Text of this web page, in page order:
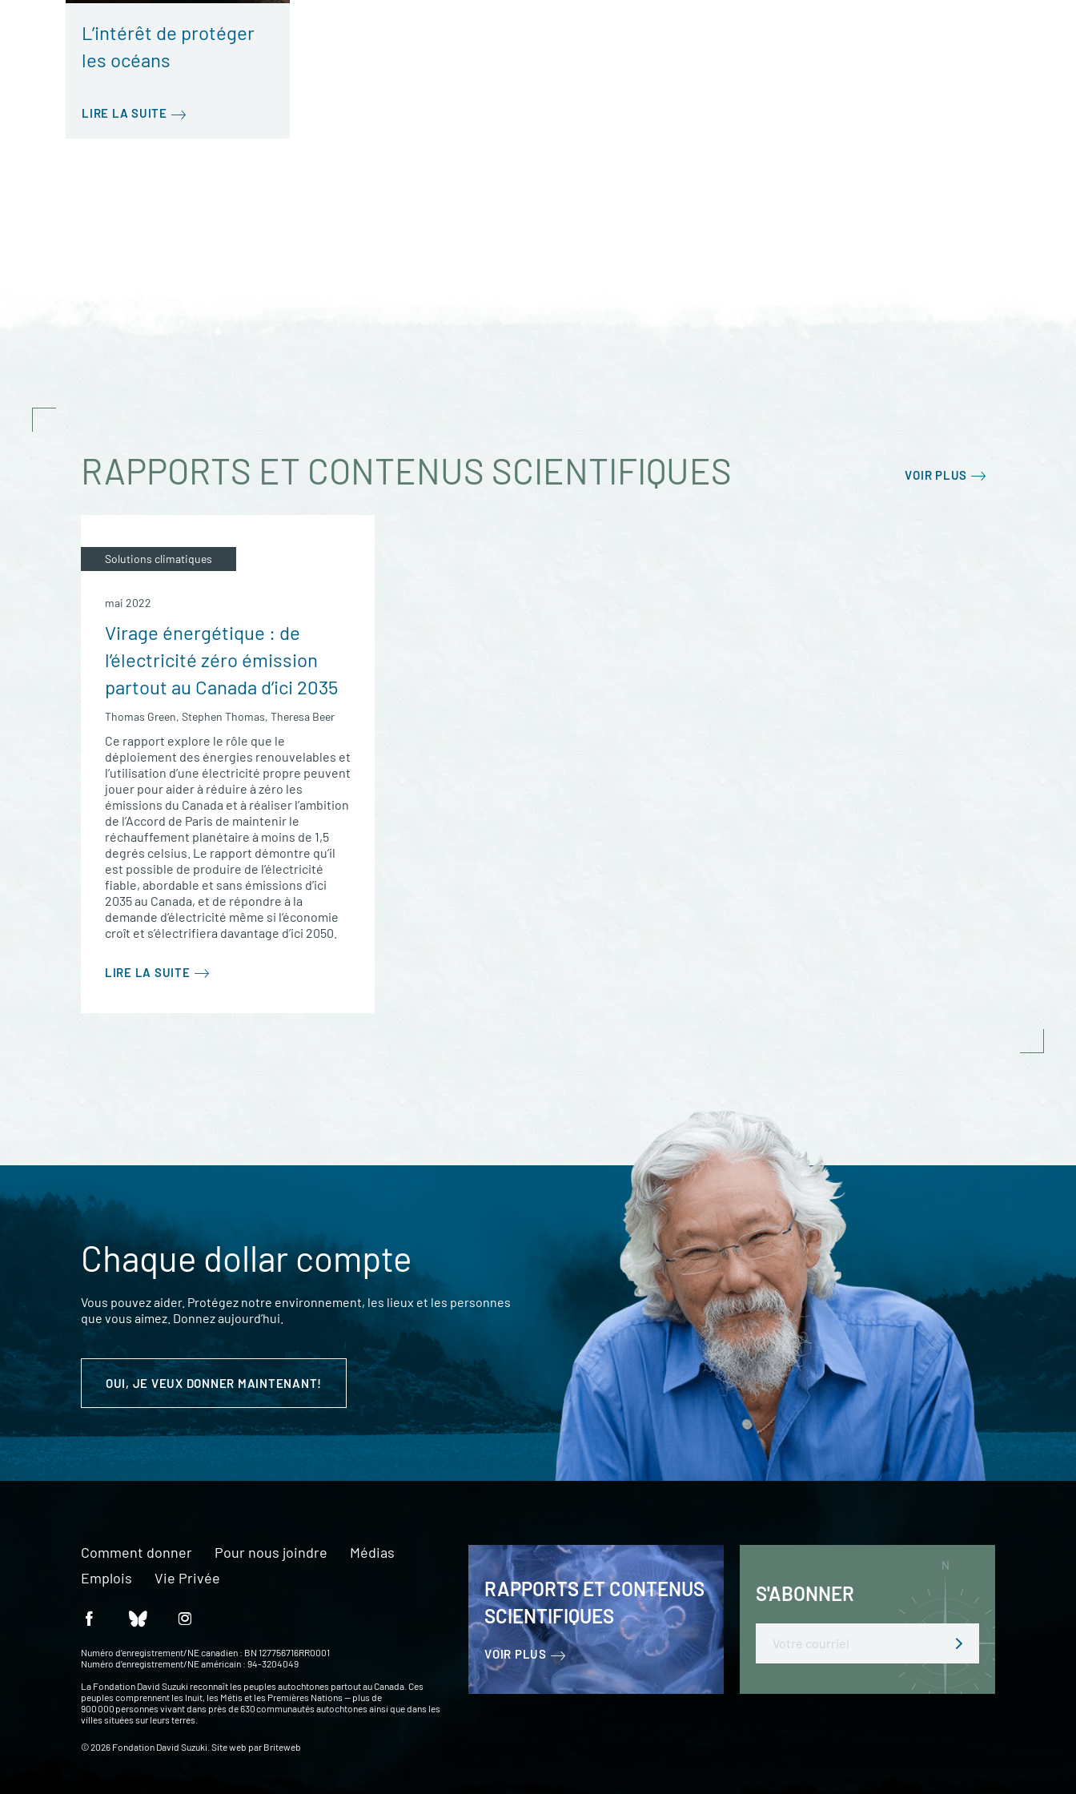
L’intérêt de protéger
les océans
LIRE LA SUITE
RAPPORTS ET CONTENUS SCIENTIFIQUES VOIR PLUS
Solutions climatiques
mai 2022
Virage énergétique : de
l’électricité zéro émission
partout au Canada d’ici 2035
Thomas Green, Stephen Thomas, Theresa Beer
Ce rapport explore le rôle que le
déploiement des énergies renouvelables et
l’utilisation d’une électricité propre peuvent
jouer pour aider à réduire à zéro les
émissions du Canada et à réaliser l’ambition
de l’Accord de Paris de maintenir le
réchauffement planétaire à moins de 1,5
degrés celsius. Le rapport démontre qu’il
est possible de produire de l’électricité
fiable, abordable et sans émissions d’ici
2035 au Canada, et de répondre à la
demande d’électricité même si l’économie
croît et s’électrifiera davantage d’ici 2050.
LIRE LA SUITE
Chaque dollar compte
Vous pouvez aider. Protégez notre environnement, les lieux et les personnes
que vous aimez. Donnez aujourd’hui.
OUI, JE VEUX DONNER MAINTENANT!
RAPPORTS ET CONTENUS
SCIENTIFIQUES
VOIR PLUS
S'ABONNER
Comment donner Pour nous joindre
Médias
Emplois
Vie Privée
Numéro d’enregistrement/NE canadien : BN 127756716RR0001
Numéro d’enregistrement/NE américain : 94-3204049
La Fondation David Suzuki reconnaît les peuples autochtones partout au Canada. Ces
peuples comprennent les Inuit, les Métis et les Premières Nations — plus de
900 000 personnes vivant dans près de 630 communautés autochtones ainsi que dans les
villes situées sur leurs terres.
© 2026 Fondation David Suzuki. Site web par Briteweb